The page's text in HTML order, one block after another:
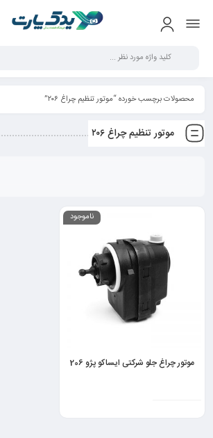
محصولات برچسب خورده “موتور تنظیم چراغ ۲۰۶”
موتور تنظیم چراغ ۲۰۶
ناموجود
موتور چراغ جلو شرکتی ایساکو پژو 206